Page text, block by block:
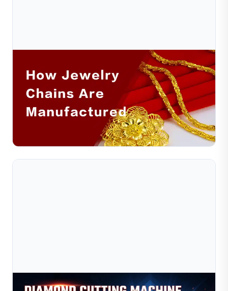
Hướng Dẫn Giá Máy Cắt Kim Cương CNC: Chi Phí,
Yếu Tố Ảnh Hưởng Và Mẹo Ngân Sách
Hướng dẫn giá máy cắt kim cương CNC cho nhà sản xuất
trang sức. Hiểu các yếu tố chi phí, dải giá từ 2.000 đến
20.000+ USD và cách lập ngân sách.
Jul 09, 2026